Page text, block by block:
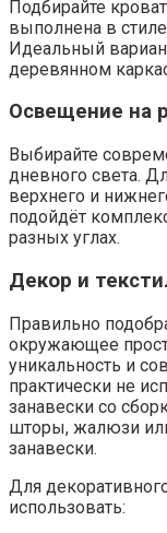
Подбирайте
выполнена в
Идеальный
деревянном
Освещение на
Выбирайте
дневного света.
верхнего и
подойдёт
разных углах.
Декор и
Правильно
окружающее
уникальность и
практически не
занавески со
шторы, жалюзи
занавески.
Для
использовать: